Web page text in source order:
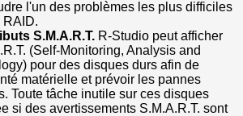
l'un des problèmes les plus difficiles
RAID.
S.M.A.R.T. R-Studio peut afficher
(Self-Monitoring, Analysis and
pour des disques durs afin de
matérielle et prévoir les pannes
Toute tâche inutile sur ces disques
si des avertissements S.M.A.R.T. sont